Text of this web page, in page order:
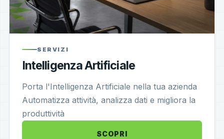
SERVIZI
Intelligenza Artificiale
Porta l'Intelligenza Artificiale nella tua azienda
Automatizza attività, analizza dati e migliora la
produttività
SCOPRI